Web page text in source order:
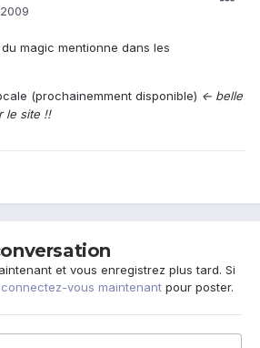
magic mentionne dans les
(prochainemment disponible) <- belle
le site !!
et vous enregistrez plus tard. Si
connectez-vous maintenant pour poster.